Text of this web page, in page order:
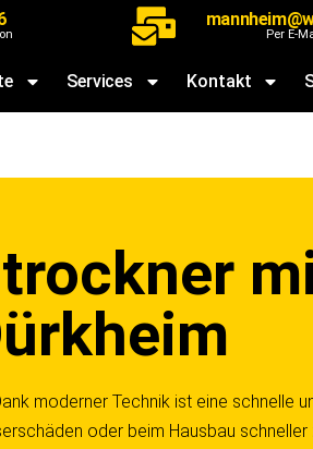
Per E-
Services Kontakt
moderner Technik ist eine schnelle
oder beim Hausbau